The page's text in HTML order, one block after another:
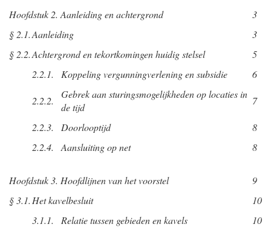
Hoofdstuk 2. Aanleiding en achtergrond
3
§ 2.1.Aanleiding
3
§ 2.2.Achtergrond en tekortkomingen huidig stelsel
5
2.2.1.
Koppeling vergunningverlening en subsidie 6
2.2.2.
Gebrek aan sturingsmogelijkheden op locaties in
de tijd
7
2.2.3. Doorlooptijd
8
2.2.4.
Aansluiting op net 8
Hoofdstuk 3. Hoofdlijnen van het voorstel
9
§ 3.1. Het kavelbesluit
10
3.1.1.
Relatie tussen gebieden en kavels
10